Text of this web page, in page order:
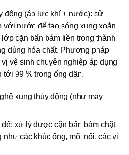
động (áp lực khí + nước): sử
với nước để tạo sóng xung xoắn
cặn bẩn bám liền trong thành
dùng hóa chất. Phương pháp
vệ sinh chuyên nghiệp áp dụng
tới 99 % trong ống dẫn.
xung thủy động (như máy
để: xử lý được cặn bẩn bám chặt
như các khúc ống, mối nối, các vị